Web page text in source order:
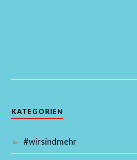
KATEGORIEN
#wirsindmehr